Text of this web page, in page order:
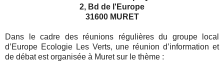
2, Bd de l'Europe
31600 MURET
Dans le cadre des réunions régulières du groupe local
d’Europe Ecologie Les Verts, une réunion d’information et
de débat est organisée à Muret sur le thème :